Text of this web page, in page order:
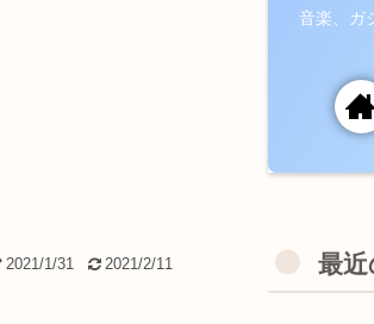
2021/1/31 2021/2/11
音楽、ガ
最